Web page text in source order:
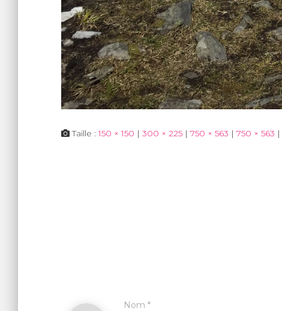
Taille :150 × 150 | 300 × 225 | 750 × 563 | 750 × 563 |
Nom *